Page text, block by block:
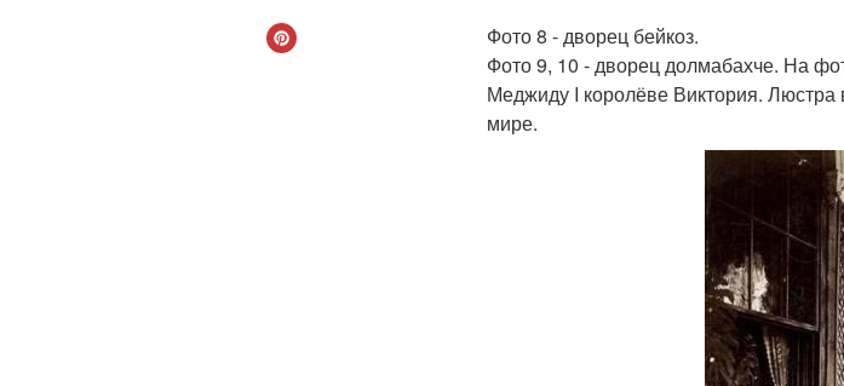
Фото 8 - дворец бейкоз.
Фото 9, 10 - дворец долмабахче. На
Меджиду I королёве Виктория.
мире.